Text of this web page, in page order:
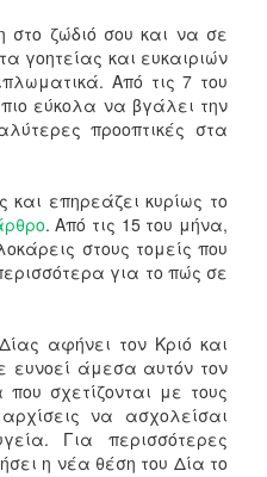
ζώδιό σου και να σε
γοητείας και ευκαιριών
Από τις 7 του
εύκολα να βγάλει την
προοπτικές στα
επηρεάζει κυρίως το
. Από τις 15 του μήνα,
στους τομείς που
για το πώς σε
αφήνει τον Κριό και
ευνοεί άμεσα αυτόν τον
σχετίζονται με τους
να ασχολείσαι
Για περισσότερες
η νέα θέση του Δία το